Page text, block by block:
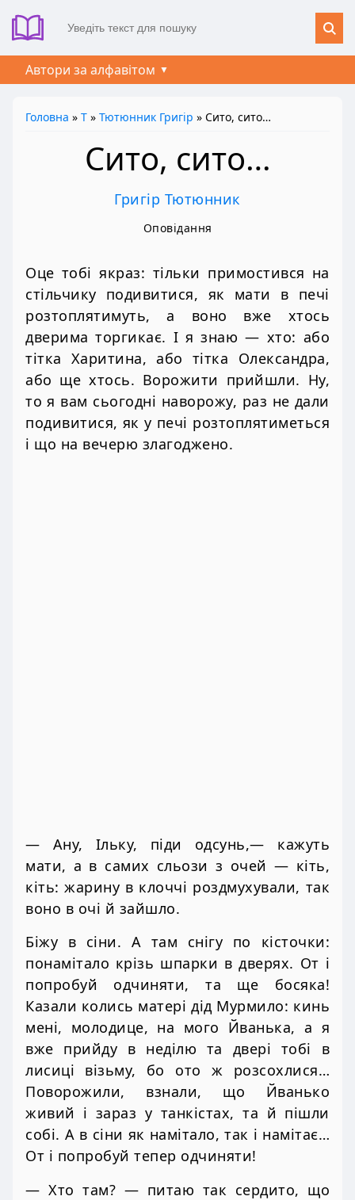
Автори за алфавітом
Головна » Т » Тютюнник Григір » Сито, сито…
Сито, сито…
Григір Тютюнник
Оповідання
Оце тобі якраз: тільки примостився на
стільчику подивитися, як мати в печі
розтоплятимуть, а воно вже хтось
дверима торгикає. І я знаю — хто: або
тітка Харитина, або тітка Олександра,
або ще хтось. Ворожити прийшли. Ну,
то я вам сьогодні наворожу, раз не дали
подивитися, як у печі розтоплятиметься
і що на вечерю злагоджено.
— Ану, Ільку, піди одсунь,— кажуть
мати, а в самих сльози з очей — кіть,
кіть: жарину в клоччі роздмухували, так
воно в очі й зайшло.
Біжу в сіни. А там снігу по кісточки:
понамітало крізь шпарки в дверях. От і
попробуй одчиняти, та ще босяка!
Казали колись матері дід Мурмило: кинь
мені, молодице, на мого Йванька, а я
вже прийду в неділю та двері тобі в
лисиці візьму, бо ото ж розсохлися…
Поворожили, взнали, що Йванько
живий і зараз у танкістах, та й пішли
собі. А в сіни як намітало, так і намітає…
От і попробуй тепер одчиняти!
— Хто там? — питаю так сердито, що